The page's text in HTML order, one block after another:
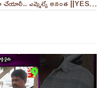
విద్యా శాఖ మంత్రి పదవి లోకేష్ రాజీనామా చేయాలీ.. ఎమ్మెల్యే అనంత ||YES 9TV